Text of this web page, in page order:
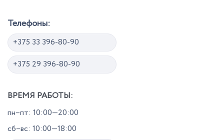
Телефоны:
+375 33 396-80-90
+375 29 396-80-90
ВРЕМЯ РАБОТЫ:
пн–пт: 10:00—20:00
сб–вс: 10:00—18:00